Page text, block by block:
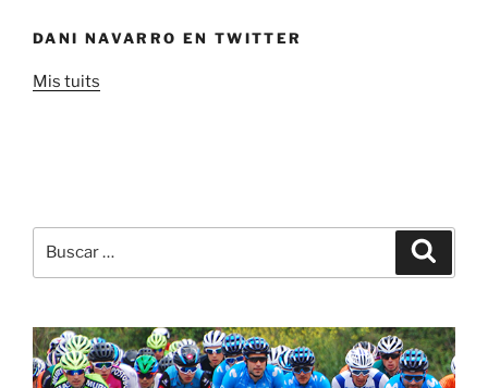
DANI NAVARRO EN TWITTER
Mis tuits
por: